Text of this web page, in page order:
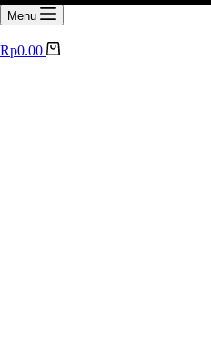
Menu
Rp0.00